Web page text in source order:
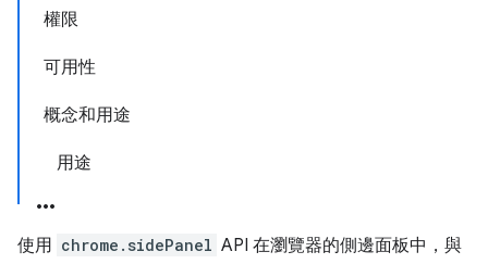
權限
可用性
概念和用途
用途
使用 chrome.sidePanel API 在瀏覽器的側邊面板中，與